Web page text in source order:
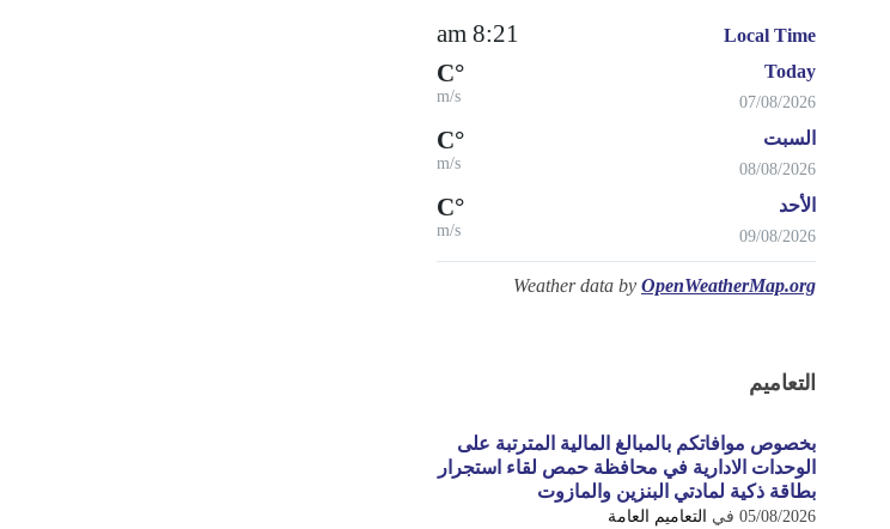
Local Time
8:21 am
Today
07/08/2026
°C
m/s
السبت
08/08/2026
°C
m/s
الأحد
09/08/2026
°C
m/s
Weather data by OpenWeatherMap.org
التعاميم
بخصوص موافاتكم بالمبالغ المالية المترتبة على
الوحدات الادارية في محافظة حمص لقاء استجرار
بطاقة ذكية لمادتي البنزين والمازوت
05/08/2026 في التعاميم العامة